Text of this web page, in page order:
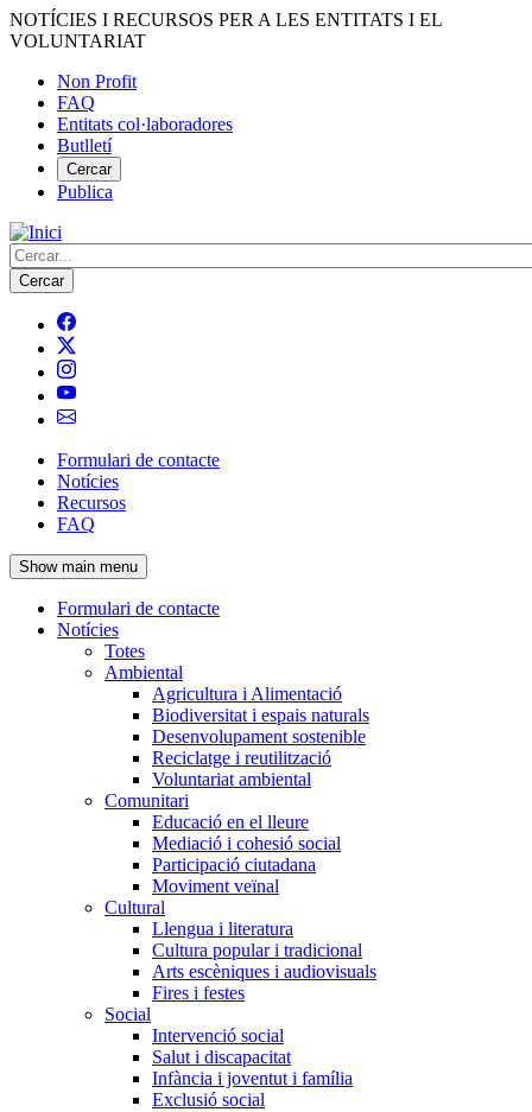
Vés
al
NOTÍCIES I RECURSOS PER A LES ENTITATS I EL
VOLUNTARIAT
Menú
del
compte
d'usuari
Non Profit
FAQ
Entitats col·laboradores
Butlletí
Cercar
Publica
Cerca
Navegació
principal
de
l'encapçalament
Formulari de contacte
Notícies
Recursos
FAQ
Show main menu
Navegació
principal
Formulari de contacte
Notícies
Totes
Ambiental
Agricultura i Alimentació
Biodiversitat i espais naturals
Desenvolupament sostenible
Reciclatge i reutilització
Voluntariat ambiental
Comunitari
Educació en el lleure
Mediació i cohesió social
Participació ciutadana
Moviment veïnal
Cultural
Llengua i literatura
Cultura popular i tradicional
Arts escèniques i audiovisuals
Fires i festes
Social
Intervenció social
Salut i discapacitat
Infància i joventut i família
Exclusió social